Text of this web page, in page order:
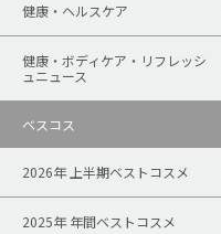
健康・ヘルスケア
健康・ボディケア・リフレッシ
ュニュース
ベスコス
2026年 上半期ベストコスメ
2025年 年間ベストコスメ